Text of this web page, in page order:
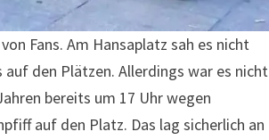
Fans. Am Hansaplatz sah es nicht
den Plätzen. Allerdings war es nicht
bereits um 17 Uhr wegen
auf den Platz. Das lag sicherlich an